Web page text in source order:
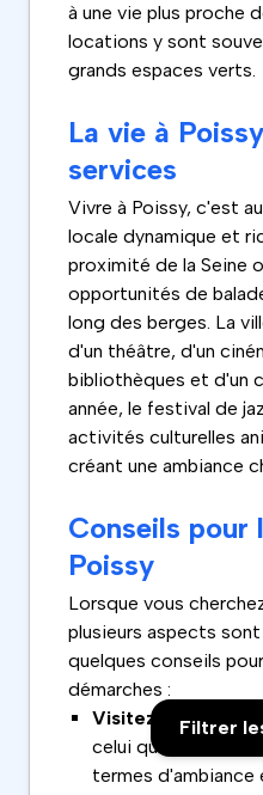
Filtrer
à une vie plus proche
locations y sont
grands espaces verts.
La vie à
services
Vivre à Poissy, c'est
locale dynamique et
proximité de la Seine
opportunités de
long des berges. La
d'un théâtre, d'un
bibliothèques et d'un
année, le festival de
activités culturelles
créant une ambiance
Conseils pour
Poissy
Lorsque vous
plusieurs aspects
quelques conseils
démarches :
Visitez plusieurs
celui qui vous
termes d'ambiance